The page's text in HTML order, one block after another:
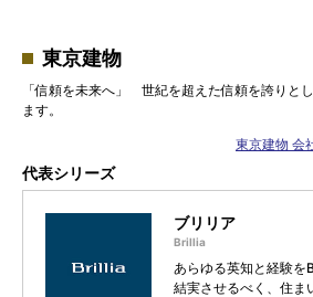
東京建物
「信頼を未来へ」 世紀を超えた信頼を誇りと
ます。
東京建物 会
代表シリーズ
ブリリア
あらゆる英知と経験を
結実させるべく、住ま